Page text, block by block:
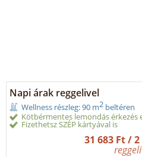
Napi árak reggelivel
Wellness részleg: 90 m2 beltéren
Kötbérmentes lemondás érkezés
Fizethetsz SZÉP kártyával is
31 683 Ft /